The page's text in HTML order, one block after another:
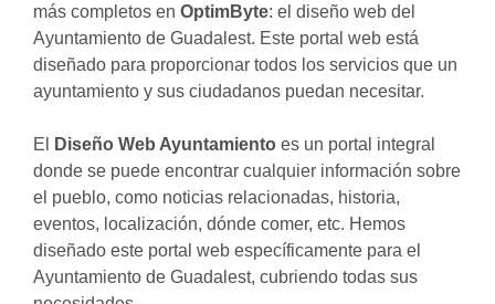
más completos en OptimByte: el diseño web del
Ayuntamiento de Guadalest. Este portal web está
diseñado para proporcionar todos los servicios que un
ayuntamiento y sus ciudadanos puedan necesitar.
El Diseño Web Ayuntamiento es un portal integral
donde se puede encontrar cualquier información sobre
el pueblo, como noticias relacionadas, historia,
eventos, localización, dónde comer, etc. Hemos
diseñado este portal web específicamente para el
Ayuntamiento de Guadalest, cubriendo todas sus